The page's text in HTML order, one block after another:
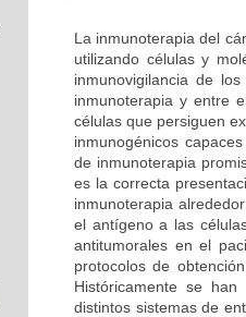
La inmunoterapia del
utilizando células y
inmunovigilancia de
inmunoterapia y entre
células que persiguen
inmunogénicos
de inmunoterapia
es la correcta
inmunoterapia
el antígeno a las
antitumorales en el
protocolos de
Históricamente se
distintos sistemas de